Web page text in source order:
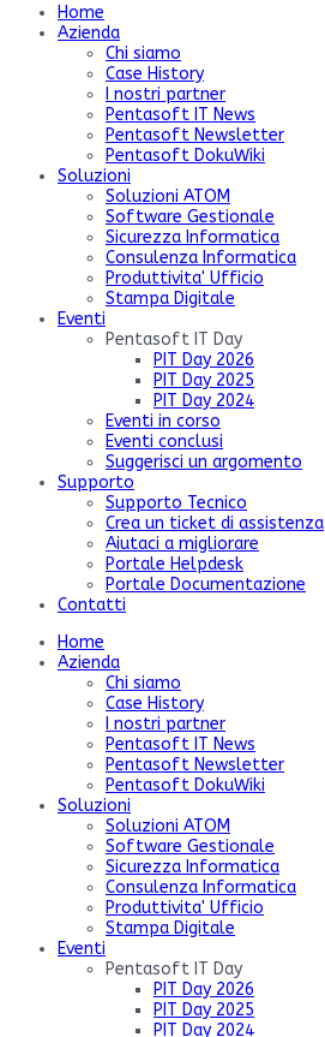
Home
Azienda
Chi siamo
Case History
I nostri partner
Pentasoft IT News
Pentasoft Newsletter
Pentasoft DokuWiki
Soluzioni
Soluzioni ATOM
Software Gestionale
Sicurezza Informatica
Consulenza Informatica
Produttivita' Ufficio
Stampa Digitale
Eventi
Pentasoft IT Day
PIT Day 2026
PIT Day 2025
PIT Day 2024
Eventi in corso
Eventi conclusi
Suggerisci un argomento
Supporto
Supporto Tecnico
Crea un ticket di assistenza
Aiutaci a migliorare
Portale Helpdesk
Portale Documentazione
Contatti
Home
Azienda
Chi siamo
Case History
I nostri partner
Pentasoft IT News
Pentasoft Newsletter
Pentasoft DokuWiki
Soluzioni
Soluzioni ATOM
Software Gestionale
Sicurezza Informatica
Consulenza Informatica
Produttivita' Ufficio
Stampa Digitale
Eventi
Pentasoft IT Day
PIT Day 2026
PIT Day 2025
PIT Day 2024